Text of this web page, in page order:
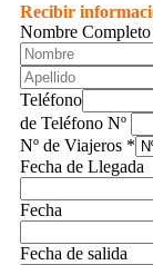
Recibir
Nombre Completo
Teléfono
de Teléfono Nº
Nº de Viajeros *
Fecha de Llegada
Fecha
Fecha de salida